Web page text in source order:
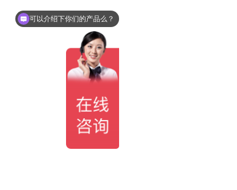
可以介绍下你们的产品么？